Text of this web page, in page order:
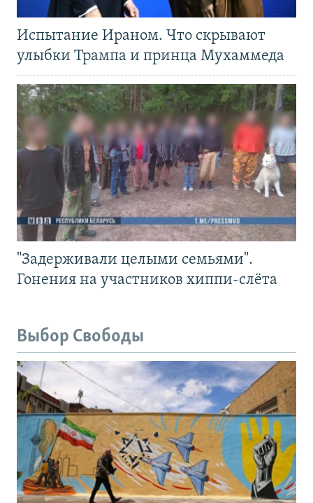
Испытание Ираном. Что скрывают
улыбки Трампа и принца Мухаммеда
"Задерживали целыми семьями".
Гонения на участников хиппи-слёта
Выбор Свободы